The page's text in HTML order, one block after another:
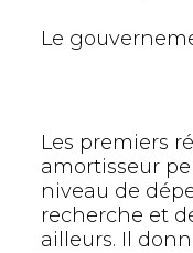
Le
Les premiers
amortisseur
niveau de
recherche et
ailleurs. Il